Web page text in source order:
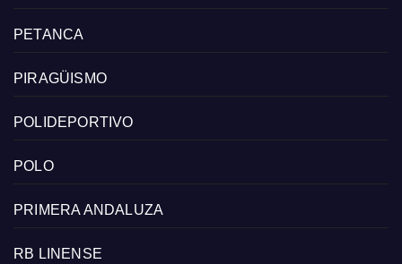
PETANCA
PIRAGÜISMO
POLIDEPORTIVO
POLO
PRIMERA ANDALUZA
RB LINENSE